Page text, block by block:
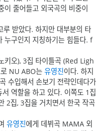
줄어들고 외국곡의 비중이
루 받았다. 하지만 대부분의 타
누구인지 지칭하기는 힘들다. f
키오), 3집 타이틀곡 (Red Ligh
로 NU ABO는유영진이다. 하지
수입해서 손보기 전략인데다가
역할을 하고 있다. 이쪽도 1집
2집, 3집을 거치면서 한국 작곡
유영진에게 데뷔곡 MAMA 외